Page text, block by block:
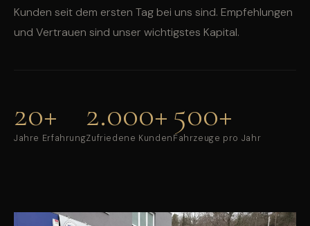
Kunden seit dem ersten Tag bei uns sind. Empfehlungen
und Vertrauen sind unser wichtigstes Kapital.
20+
Jahre Erfahrung
2.000+
Zufriedene Kunden
500+
Fahrzeuge pro Jahr